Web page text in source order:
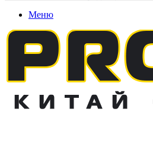
Меню